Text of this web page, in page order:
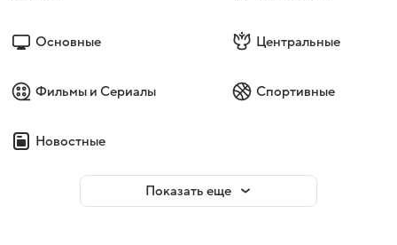
Основные Центральные
Фильмы и Сериалы Спортивные
Новостные
Показать еще